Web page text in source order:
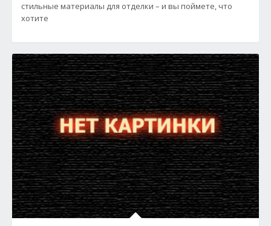
стильные материалы для отделки – и вы поймете, что
хотите